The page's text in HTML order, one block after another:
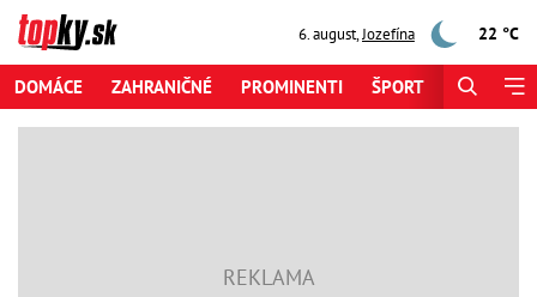
6. august,Jozefína 22 °C
DOMÁCE ZAHRANIČNÉ PROMINENTI ŠPORT